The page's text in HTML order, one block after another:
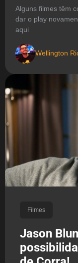
Alguns filmes têm
dar o play
aqui
Wellington
Filmes
Jason